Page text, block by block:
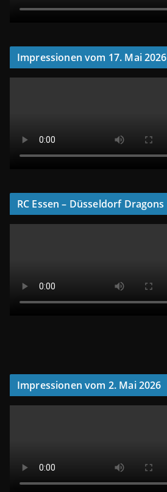
Impressionen vom 17. Mai 2026
RC Essen – Düsseldorf Dragons
Impressionen vom 2. Mai 2026